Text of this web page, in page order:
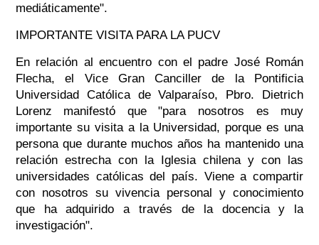
mediáticamente".
IMPORTANTE VISITA PARA LA PUCV
En relación al encuentro con el padre José Román
Flecha, el Vice Gran Canciller de la Pontificia
Universidad Católica de Valparaíso, Pbro. Dietrich
Lorenz manifestó que "para nosotros es muy
importante su visita a la Universidad, porque es una
persona que durante muchos años ha mantenido una
relación estrecha con la Iglesia chilena y con las
universidades católicas del país. Viene a compartir
con nosotros su vivencia personal y conocimiento
que ha adquirido a través de la docencia y la
investigación".